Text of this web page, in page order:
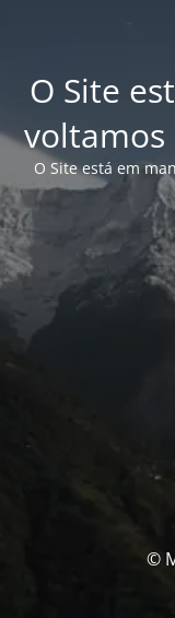
O Site
voltamos
O Site está em
©